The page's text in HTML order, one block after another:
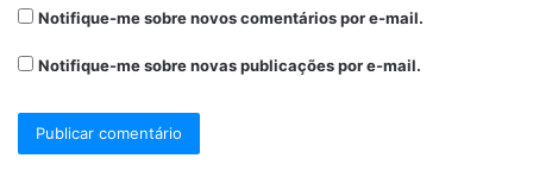
Notifique-me sobre novos comentários por e-mail.
Notifique-me sobre novas publicações por e-mail.